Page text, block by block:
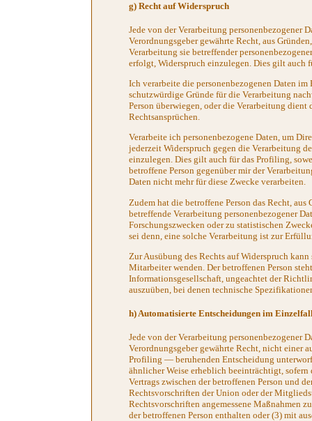
g) Recht auf Widerspruch
Jede von der Verarbeitung personenbezogener
Verordnungsgeber gewährte Recht, aus
Verarbeitung sie betreffender
erfolgt, Widerspruch einzulegen. Dies gilt auch
Ich verarbeite die personenbezogenen Daten
schutzwürdige Gründe für die Verarbeitung
Person überwiegen, oder die Verarbeitung
Rechtsansprüchen.
Verarbeite ich personenbezogene Daten, um
jederzeit Widerspruch gegen die Verarbeitung
einzulegen. Dies gilt auch für das Profiling,
betroffene Person gegenüber mir der
Daten nicht mehr für diese Zwecke verarbeiten.
Zudem hat die betroffene Person das Recht,
betreffende Verarbeitung personenbezogener
Forschungszwecken oder zu statistischen
sei denn, eine solche Verarbeitung ist zur
Zur Ausübung des Rechts auf Widerspruch
Mitarbeiter wenden. Der betroffenen Person
Informationsgesellschaft, ungeachtet der
auszuüben, bei denen technische
h) Automatisierte Entscheidungen im
Jede von der Verarbeitung personenbezogener
Verordnungsgeber gewährte Recht, nicht
Profiling — beruhenden Entscheidung
ähnlicher Weise erheblich beeinträchtigt,
Vertrags zwischen der betroffenen Person und
Rechtsvorschriften der Union oder der
Rechtsvorschriften angemessene Maßnahmen
der betroffenen Person enthalten oder (3) mit